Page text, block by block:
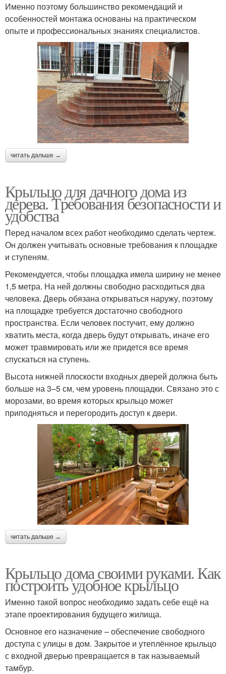
Именно поэтому большинство рекомендаций и
особенностей монтажа основаны на практическом
опыте и профессиональных знаниях специалистов.
читать дальше →
Крыльцо для дачного дома из
дерева. Требования безопасности и
удобства
Перед началом всех работ необходимо сделать чертеж.
Он должен учитывать основные требования к площадке
и ступеням.
Рекомендуется, чтобы площадка имела ширину не менее
1,5 метра. На ней должны свободно расходиться два
человека. Дверь обязана открываться наружу, поэтому
на площадке требуется достаточно свободного
пространства. Если человек постучит, ему должно
хватить места, когда дверь будут открывать, иначе его
может травмировать или же придется все время
спускаться на ступень.
Высота нижней плоскости входных дверей должна быть
больше на 3–5 см, чем уровень площадки. Связано это с
морозами, во время которых крыльцо может
приподняться и перегородить доступ к двери.
читать дальше →
Крыльцо дома своими руками. Как
построить удобное крыльцо
Именно такой вопрос необходимо задать себе ещё на
этапе проектирования будущего жилища.
Основное его назначение – обеспечение свободного
доступа с улицы в дом. Закрытое и утеплённое крыльцо
с входной дверью превращается в так называемый
тамбур.